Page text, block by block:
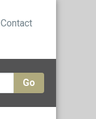
Contact
Go